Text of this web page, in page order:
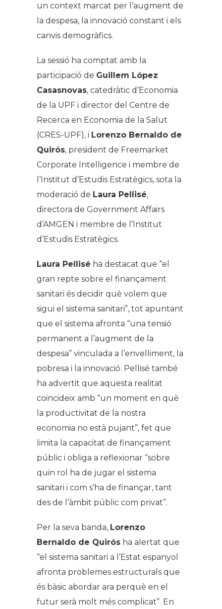
un context marcat per l’augment de
la despesa, la innovació constant i els
canvis demogràfics.
La sessió ha comptat amb la
participació de Guillem López
Casasnovas, catedràtic d’Economia
de la UPF i director del Centre de
Recerca en Economia de la Salut
(CRES-UPF), i Lorenzo Bernaldo de
Quirós, president de Freemarket
Corporate Intelligence i membre de
l’Institut d’Estudis Estratègics, sota la
moderació de Laura Pellisé,
directora de Government Affairs
d’AMGEN i membre de l’Institut
d’Estudis Estratègics.
Laura Pellisé ha destacat que “el
gran repte sobre el finançament
sanitari és decidir què volem que
sigui el sistema sanitari”, tot apuntant
que el sistema afronta “una tensió
permanent a l’augment de la
despesa” vinculada a l’envelliment, la
pobresa i la innovació. Pellisé també
ha advertit que aquesta realitat
coincideix amb “un moment en què
la productivitat de la nostra
economia no està pujant”, fet que
limita la capacitat de finançament
públic i obliga a reflexionar “sobre
quin rol ha de jugar el sistema
sanitari i com s’ha de finançar, tant
des de l’àmbit públic com privat”.
Per la seva banda, Lorenzo
Bernaldo de Quirós ha alertat que
“el sistema sanitari a l’Estat espanyol
afronta problemes estructurals que
és bàsic abordar ara perquè en el
futur serà molt més complicat”. En